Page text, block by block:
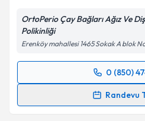
OrtoPerio Çay Bağları Ağız Ve Diş
Polikinliği
Erenköy mahallesi 1465 Sokak A blok
0 (850)
Randevu
Randevu Takvimi